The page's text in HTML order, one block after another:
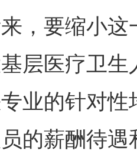
要缩小这
层医疗卫
业的针对
的薪酬待